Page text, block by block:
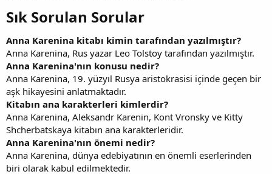
Sık Sorulan Sorular​
Anna Karenina kitabı kimin tarafından yazılmıştır?
Anna Karenina, Rus yazar Leo Tolstoy tarafından yazılmıştır.
Anna Karenina'nın konusu nedir?
Anna Karenina, 19. yüzyıl Rusya aristokrasisi içinde geçen bir
aşk hikayesini anlatmaktadır.
Kitabın ana karakterleri kimlerdir?
Anna Karenina, Aleksandr Karenin, Kont Vronsky ve Kitty
Shcherbatskaya kitabın ana karakterleridir.
Anna Karenina'nın önemi nedir?
Anna Karenina, dünya edebiyatının en önemli eserlerinden
biri olarak kabul edilmektedir.